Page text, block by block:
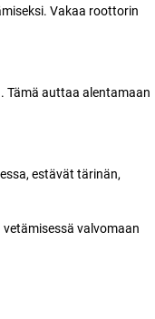
Vakaa roottorin
Tämä auttaa alentamaan
estävät tärinän,
valvomaan